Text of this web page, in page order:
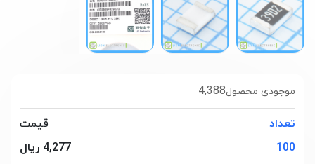
4,388موجودی محصول
تعداد
قیمت
100
4,277 ریال